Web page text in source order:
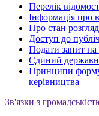
Перелік
Інформація про
Про стан
Доступ до
Подати запит
Єдиний
Принципи
керівництва
Зв'язки з